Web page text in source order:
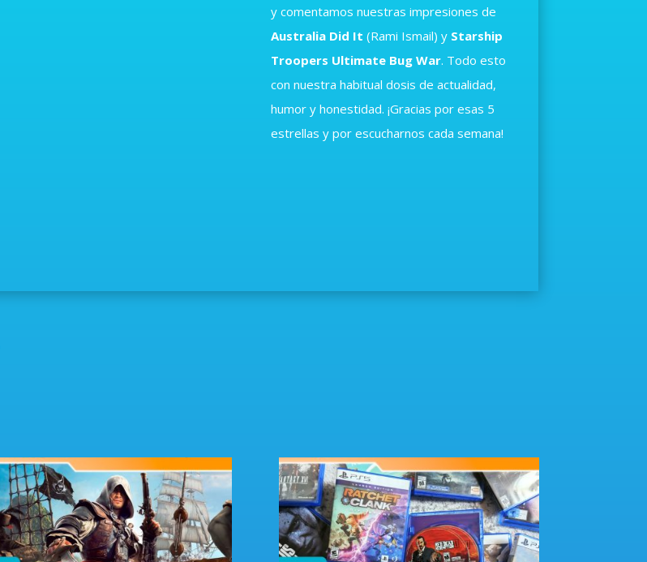
y comentamos nuestras impresiones de
Australia Did It (Rami Ismail) y Starship
Troopers Ultimate Bug War. Todo esto
con nuestra habitual dosis de actualidad,
humor y honestidad. ¡Gracias por esas 5
estrellas y por escucharnos cada semana!